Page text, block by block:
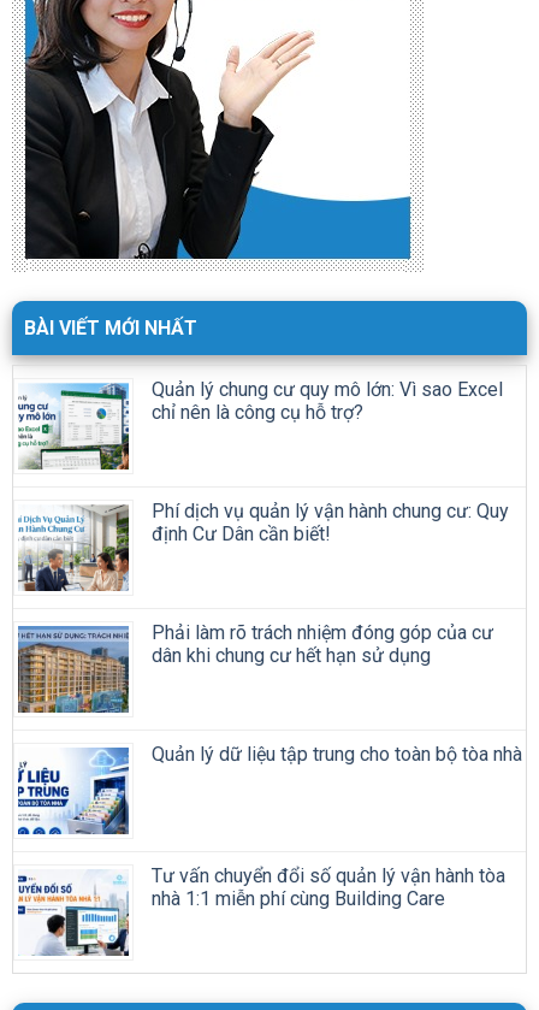
BÀI VIẾT MỚI NHẤT
Quản lý chung cư quy mô lớn: Vì sao Excel
chỉ nên là công cụ hỗ trợ?
Phí dịch vụ quản lý vận hành chung cư: Quy
định Cư Dân cần biết!
Phải làm rõ trách nhiệm đóng góp của cư
dân khi chung cư hết hạn sử dụng
Quản lý dữ liệu tập trung cho toàn bộ tòa nhà
Tư vấn chuyển đổi số quản lý vận hành tòa
nhà 1:1 miễn phí cùng Building Care